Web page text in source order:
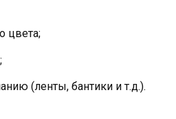
цвета;
(ленты, бантики и т.д.).